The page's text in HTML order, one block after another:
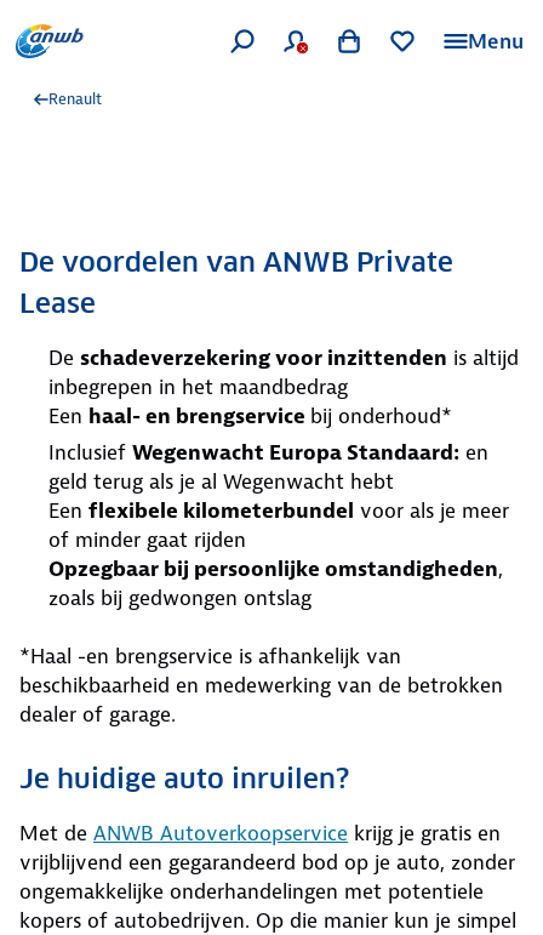
Menu
Renault
De voordelen van ANWB Private
Lease
De schadeverzekering voor inzittenden is altijd
inbegrepen in het maandbedrag
Een haal- en brengservice bij onderhoud*
Inclusief Wegenwacht Europa Standaard: en
geld terug als je al Wegenwacht hebt
Een flexibele kilometerbundel voor als je meer
of minder gaat rijden
Opzegbaar bij persoonlijke omstandigheden,
zoals bij gedwongen ontslag
*Haal -en brengservice is afhankelijk van
beschikbaarheid en medewerking van de betrokken
dealer of garage.
Je huidige auto inruilen?
Met de ANWB Autoverkoopservice krijg je gratis en
vrijblijvend een gegarandeerd bod op je auto, zonder
ongemakkelijke onderhandelingen met potentiele
kopers of autobedrijven. Op die manier kun je simpel